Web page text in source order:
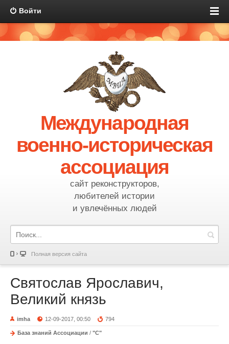
Войти
Международная
военно-историческая
ассоциация
сайт реконструкторов,
любителей истории
и увлечённых людей
Полная версия сайта
Святослав Ярославич,
Великий князь
imha 12-09-2017, 00:50 794
База знаний Ассоциации / "С"